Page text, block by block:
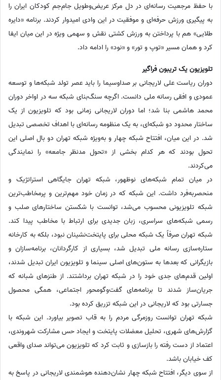
با حفظ مرجعیت رسانه‌ای در دل مرکز عریض‌وطویل جام‌جم کودکان ایران را
به پیگیری ورزش حرفه‌ای و موفقیت در این وادی امیدوار کردند. برنامه «دایره
طلایی» هم با پرداختن به ورزش کشتی نقش و سهمی ویژه در این میان ایفا
کرد و همان مسیر «توپ و تور» و «نود» را ادامه داد.
تلویزیون یک تریبون فراگیر
دوران ریاست علی لاریجانی بر صداوسیما را باید عصر تولد شبکه‌ها و توسعه‌
عمودی و افقی رسانه ملی دانست. اگرچه سنگ‌بنای شبکه‌ سه در اواخر دوران
محمد هاشمی بنا شد؛ اما دوران لاریجانی زمانی بود که تلویزیون از یک
ساختار محدود دو ‌شبکه‌ای، به یک منظومه‌ رسانه‌ای با اهداف تخصصی تبدیل
شد. در این میان، افتتاح شبکه چهار و به‌ویژه شبکه تهران دو بال اصلی این
تحول بودند که هر کدام بخشی از «تحول مدنظر جامعه» را نمایندگی
می‌کردند.
در میان تمام شبکه‌های نوظهور، شبکه تهران جایگاهی استراتژیک و
منحصربه‌فرد داشت. این شبکه که در زمان خود مهم‌ترین و پرمخاطب‌ترین
شبکه‌ تلویزیونی محسوب می‌شد، توانست با شکستن ساختارهای صلب و
رسمی شبکه‌های سراسری، زبان جدیدی برای ارتباط با مخاطب پیدا کند.
شبکه تهران صرفاً یک شبکه محلی برای پایتخت‌نشینان نبود، بلکه به کارخانه‌
ستاره‌سازی رسانه ملی تبدیل شد، بسیاری از کارگردانان، برنامه‌سازان و
بازیگرانی که بعدها به ستون‌های اصلی سینما و تلویزیون ایران تبدیل شدند،
اولین قدم‌های جدی خود را در شبکه تهران برداشتند. از طنزهای شبانه که
جریان‌ساز شدند تا برنامه‌های گفت‌وگومحور اجتماعی، همگی محصول
جسارتی بود که لاریجانی در این شبکه تزریق کرده بود.
شبکه تهران توانست روزمرگی مردم را به قاب تصویر بیاورد. این شبکه با
گزارش‌های شهری، تحلیل معضلات پایتخت و ایجاد حس مشارکت شهروندی،
اعتماد از دست رفته را بازسازی و ثابت کرد که تلویزیون می‌تواند صدای واقعی
کف خیابان باشد.
از سوی دیگر، افتتاح شبکه چهار نشان‌دهنده هوشمندی لاریجانی در پاسخ به